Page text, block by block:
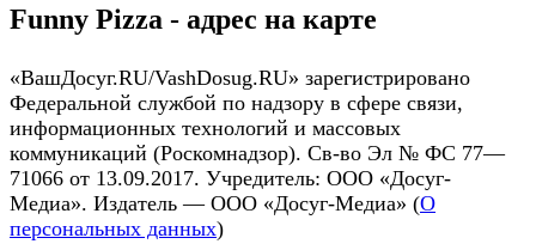
Funny Pizza - адрес на карте
«ВашДосуг.RU/VashDosug.RU» зарегистрировано
Федеральной службой по надзору в сфере связи,
информационных технологий и массовых
коммуникаций (Роскомнадзор). Св-во Эл № ФС 77—
71066 от 13.09.2017. Учредитель: ООО «Досуг-
Медиа». Издатель — ООО «Досуг-Медиа» (О
персональных данных)